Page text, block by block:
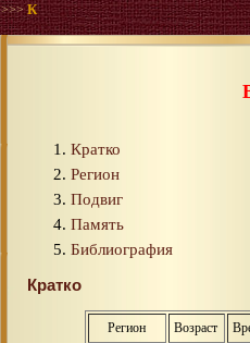
>>>К
Кратко
Регион
Подвиг
Память
Библиография
Кратко
Регион Возраст